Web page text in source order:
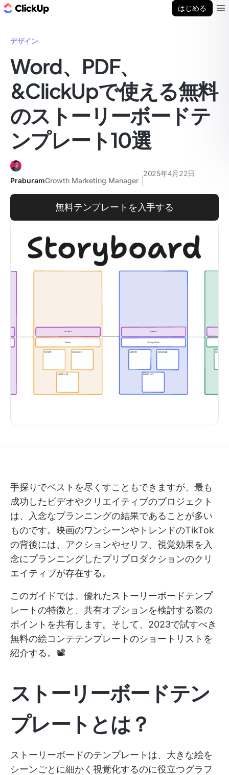
はじめる
デザイン
Word、PDF、
&ClickUpで使える無料
のストーリーボードテ
ンプレート10選
PraburamGrowth Marketing Manager
2025年4月22日
無料テンプレートを入手する
手探りでベストを尽くすこともできますが、最も
成功したビデオやクリエイティブのプロジェクト
は、入念なプランニングの結果であることが多い
ものです。映画のワンシーンやトレンドのTikTok
の背後には、アクションやセリフ、視覚効果を入
念にプランニングしたプリプロダクションのクリ
エイティブが存在する。
このガイドでは、優れたストーリーボードテンプ
レートの特徴と、共有オプションを検討する際の
ポイントを共有します。そして、2023で試すべき
無料の絵コンテテンプレートのショートリストを
紹介する。📽️
ストーリーボードテン
プレートとは？
ストーリーボードのテンプレートは、大きな絵を
シーンごとに細かく視覚化するのに役立つグラフ